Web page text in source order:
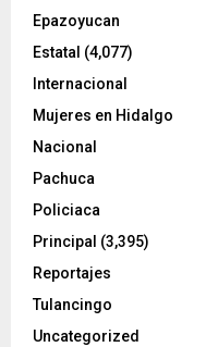
Epazoyucan
Estatal (4,077)
Internacional
Mujeres en Hidalgo
Nacional
Pachuca
Policiaca
Principal (3,395)
Reportajes
Tulancingo
Uncategorized